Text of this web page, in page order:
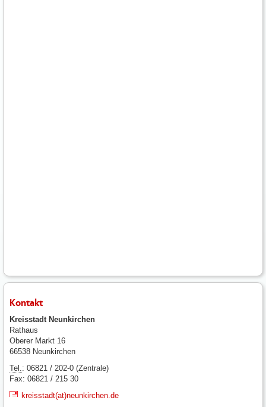
Kontakt
Kreisstadt Neunkirchen
Rathaus
Oberer Markt 16
66538 Neunkirchen
Tel. : 06821 / 202-0 (Zentrale)
Fax: 06821 / 215 30
kreisstadt(at)neunkirchen.de